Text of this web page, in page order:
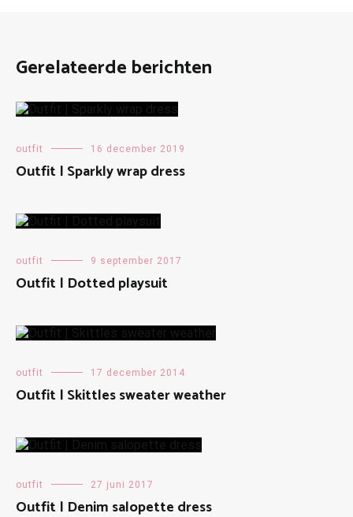
Gerelateerde berichten
outfit 16 december 2019
Outfit | Sparkly wrap dress
outfit 9 september 2017
Outfit | Dotted playsuit
outfit 17 december 2014
Outfit | Skittles sweater weather
outfit 27 juni 2017
Outfit | Denim salopette dress